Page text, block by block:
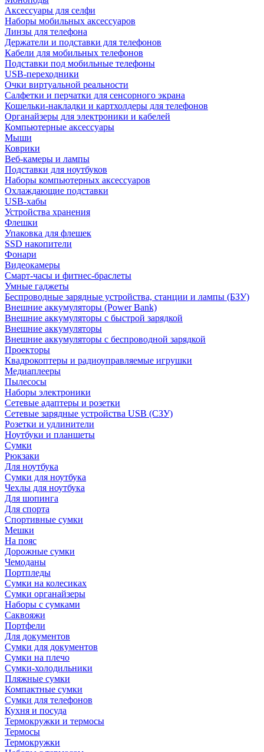
Аксессуары для селфи
Наборы мобильных аксессуаров
Линзы для телефона
Держатели и подставки для телефонов
Кабели для мобильных телефонов
Подставки под мобильные телефоны
USB-переходники
Очки виртуальной реальности
Салфетки и перчатки для сенсорного экрана
Кошельки-накладки и картхолдеры для телефонов
Органайзеры для электроники и кабелей
Компьютерные аксессуары
Мыши
Коврики
Веб-камеры и лампы
Подставки для ноутбуков
Наборы компьютерных аксессуаров
Охлаждающие подставки
USB-хабы
Устройства хранения
Флешки
Упаковка для флешек
SSD накопители
Фонари
Видеокамеры
Смарт-часы и фитнес-браслеты
Умные гаджеты
Беспроводные зарядные устройства, станции и лампы (БЗУ)
Внешние аккумуляторы (Power Bank)
Внешние аккумуляторы с быстрой зарядкой
Внешние аккумуляторы
Внешние аккумуляторы с беспроводной зарядкой
Проекторы
Квадрокоптеры и радиоуправляемые игрушки
Медиаплееры
Пылесосы
Наборы электроники
Сетевые адаптеры и розетки
Сетевые зарядные устройства USB (СЗУ)
Розетки и удлинители
Ноутбуки и планшеты
Сумки
Рюкзаки
Для ноутбука
Сумки для ноутбука
Чехлы для ноутбука
Для шопинга
Для спорта
Спортивные сумки
Мешки
На пояс
Дорожные сумки
Чемоданы
Портпледы
Сумки на колесиках
Сумки органайзеры
Наборы с сумками
Саквояжи
Портфели
Для документов
Сумки для документов
Сумки на плечо
Сумки-холодильники
Пляжные сумки
Компактные сумки
Сумки для телефонов
Кухня и посуда
Термокружки и термосы
Термосы
Термокружки